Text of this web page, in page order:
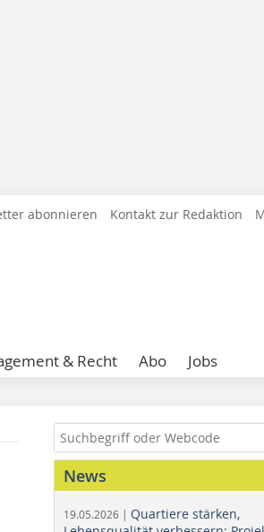
abonnieren Kontakt zur Redaktion
& Recht Abo Jobs
News
19.05.2026 | Quartiere stärken,